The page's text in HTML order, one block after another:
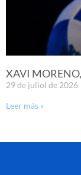
XAVI
29 de juliol de 2026
Leer más »